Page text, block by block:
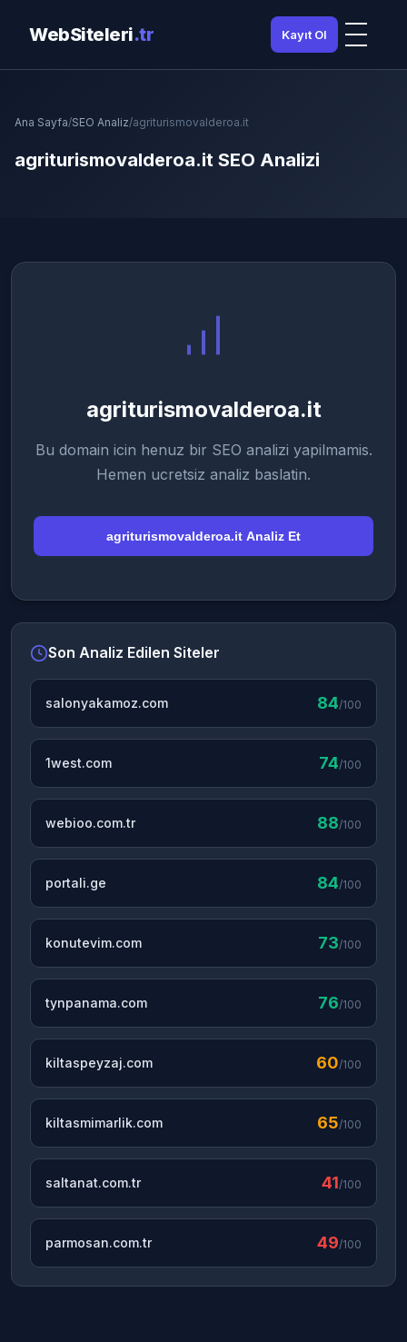
WebSiteleri.tr Kayıt Ol
Ana Sayfa/SEO Analiz/agriturismovalderoa.it
agriturismovalderoa.it SEO Analizi
agriturismovalderoa.it
Bu domain icin henuz bir SEO analizi yapilmamis.
Hemen ucretsiz analiz baslatin.
agriturismovalderoa.it Analiz Et
Son Analiz Edilen Siteler
salonyakamoz.com 84/100
1west.com 74/100
webioo.com.tr 88/100
portali.ge 84/100
konutevim.com 73/100
tynpanama.com 76/100
kiltaspeyzaj.com 60/100
kiltasmimarlik.com 65/100
saltanat.com.tr 41/100
parmosan.com.tr 49/100